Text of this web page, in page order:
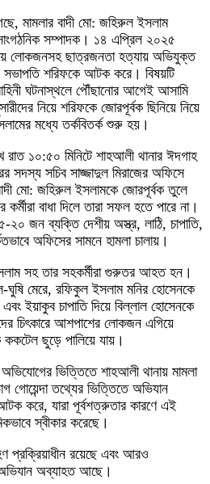
মামলার বাদী মো: জহিরুল ইসলাম
সম্পাদক। ১৪ এপ্রিল ২০২৫
লোকজনসহ ছাত্রজনতা হত্যায় অভিযুক্ত
সভাপতি শরিফকে আটক করে। বিষয়টি
ঘটনাস্থলে পৌঁছানোর আগেই আসামি
নিয়ে শরিফকে জোরপূর্বক ছিনিয়ে নিয়ে
মধ্যে তর্কবিতর্ক শুরু হয়।
১০:৫০ মিনিটে শাহআলী থানার ঈদগাহ
সদস্য সচিব সাজ্জাদুল মিরাজের অফিসে
মো: জহিরুল ইসলামকে জোরপূর্বক তুলে
বাধা দিলে তারা সফল হতে পারে না।
২০ জন ব্যক্তি দেশীয় অস্ত্র, লাঠি, চাপাতি,
অফিসের সামনে হামলা চালায়।
সহ তার সহকর্মীরা গুরুতর আহত হন।
ঘুষি মেরে, রফিকুল ইসলাম মনির হোসেনকে
ইয়াকুব চাপাতি দিয়ে বিল্লাল হোসেনকে
চিৎকারে আশপাশের লোকজন এগিয়ে
ককটেল ছুড়ে পালিয়ে যায়।
ভিত্তিতে শাহআলী থানায় মামলা
গোয়েন্দা তথ্যের ভিত্তিতে অভিযান
করে, যারা পূর্বশত্রুতার কারণে এই
স্বীকার করেছে।
প্রক্রিয়াধীন রয়েছে এবং আরও
অব্যাহত আছে।